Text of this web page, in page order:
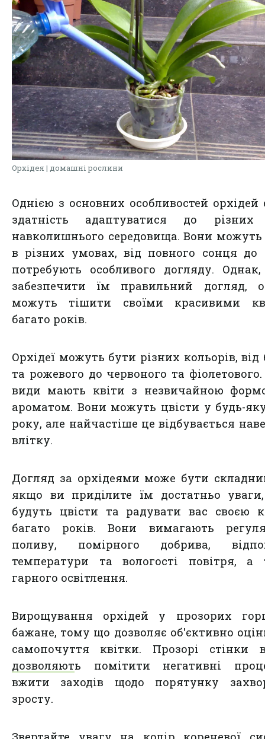
Орхідея | домашні рослини
Однією з основних особливостей орхідей
здатність адаптуватися до
навколишнього середовища. Вони можуть
в різних умовах, від повного сонця до
потребують особливого догляду.
забезпечити їм правильний догляд,
можуть тішити своїми красивими
багато років.
Орхідеї можуть бути різних кольорів, від
та рожевого до червоного та
види мають квіти з незвичайною
ароматом. Вони можуть цвісти у будь-
року, але найчастіше це відбувається
влітку.
Догляд за орхідеями може бути
якщо ви приділите їм достатньо
будуть цвісти та радувати вас своєю
багато років. Вони вимагають
поливу, помірного добрива,
температури та вологості повітря, а
гарного освітлення.
Вирощування орхідей у прозорих
бажане, тому що дозволяє об'єктивно
самопочуття квітки. Прозорі стінки
дозволяють помітити негативні
вжити заходів щодо порятунку
зросту.